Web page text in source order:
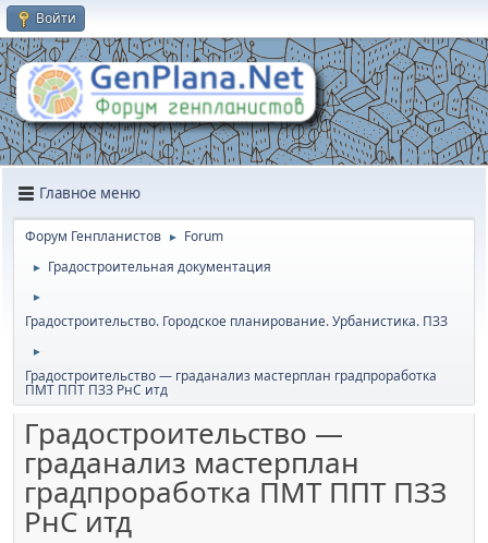
Войти
Главное меню
Форум Генпланистов ► Forum
► Градостроительная документация
►
Градостроительство. Городское планирование. Урбанистика. ПЗЗ
►
Градостроительство — граданализ мастерплан градпроработка
ПМТ ППТ ПЗЗ РнС итд
Градостроительство —
граданализ мастерплан
градпроработка ПМТ ППТ ПЗЗ
РнС итд